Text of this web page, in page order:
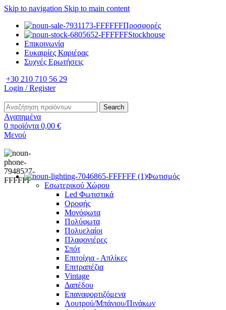
Skip to navigation Skip to main content
Προσφορές
Stockhouse
Επικοινωνία
Ευκαιρίες Καριέρας
Συχνές Ερωτήσεις
+30 210 710 56 29
Login / Register
Search
Αγαπημένα
0 προϊόντα 0,00 €
Μενού
Φωτισμός
Εσωτερικού Χώρου
Led Φωτιστικά
Οροφής
Μονόφωτα
Πολύφωτα
Πολυελαίοι
Πλαφονιέρες
Σπότ
Επιτοίχια - Απλίκες
Επιτραπέζια
Vintage
Δαπέδου
Επαναφορτιζόμενα
Λουτρού/Μπάνιου/Πινάκων